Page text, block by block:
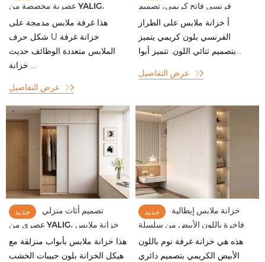
عصرية مخصصة من YALIG،
أنظمة خزائن ملابس، خزائن
ملابس خشبية واسعة
هذا غرفة ملابس مدمجة على
شكل حرف U خزانة غرفة
الملابس متعددة الوظائف حديث
خزانة ...
عرض التفاصيل
فرنسي فاتح كريمي، تصميم
مخصص، إضاءة فاخرة، غرفة
معيشة، غرفة نوم، خزانة ملابس
مزودة بشريط إضاءة LED
أ خزانة ملابس على الطراز
الفرنسي بلون كريمي يتميز
بتصميم ثنائي اللون. تتميز أبوا...
عرض التفاصيل
جديد
تصميم أثاث منزلي
عصري من YALIG، خزانة ملابس
بيضاء مخصصة بأبواب منزلقة،
هذا خزانة ملابس بأبواب منزلقة مع
هيكل الخزانة بلون حبيبات الخشب
جديد
خزانة ملابس إيطالية
فاخرة باللون الأبيض من سلسلة
خزانة ملابس بسيطة مقاومة للماء
مصنوعة من الخشب لغرفة النوم
هذه هي خزانة غرفة نوم باللون
الأبيض الكريمي بتصميم دائري